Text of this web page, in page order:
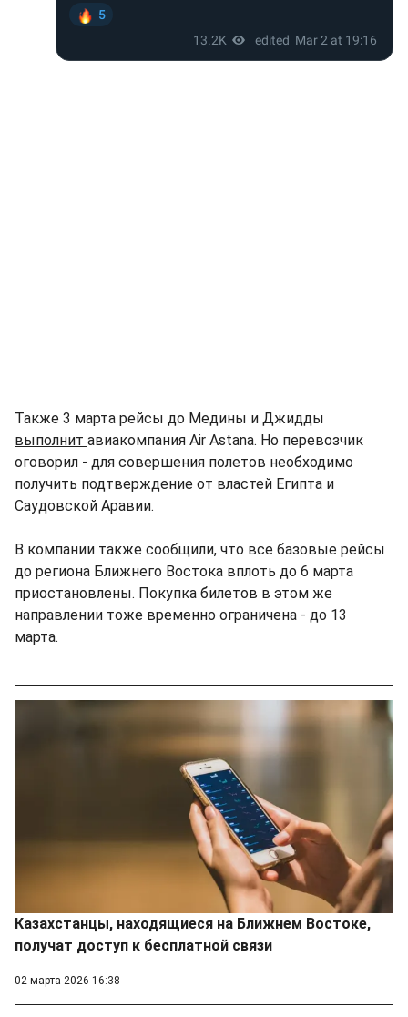
Также 3 марта рейсы до Медины и Джидды
выполнит авиакомпания Air Astana. Но перевозчик
оговорил - для совершения полетов необходимо
получить подтверждение от властей Египта и
Саудовской Аравии.
В компании также сообщили, что все базовые рейсы
до региона Ближнего Востока вплоть до 6 марта
приостановлены. Покупка билетов в этом же
направлении тоже временно ограничена - до 13
марта.
Казахстанцы, находящиеся на Ближнем Востоке,
получат доступ к бесплатной связи
02 марта 2026 16:38